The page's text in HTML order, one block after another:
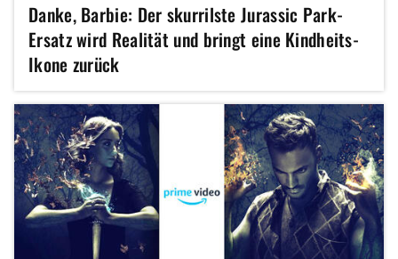
Danke, Barbie: Der skurrilste Jurassic Park-
Ersatz wird Realität und bringt eine Kindheits-
Ikone zurück